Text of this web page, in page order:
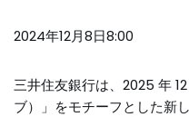
2024年12月8日8:00
三井住友銀行は、2025 年
ブ）」をモチーフとした新